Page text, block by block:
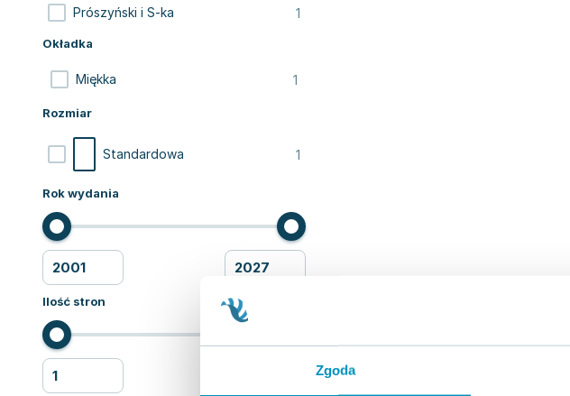
Zgoda
Prószyński i S-ka 1
Okładka
Miękka 1
Rozmiar
Standardowa 1
Rok wydania
Ilość stron